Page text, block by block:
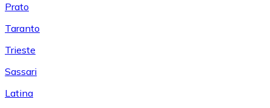
Prato
Taranto
Trieste
Sassari
Latina